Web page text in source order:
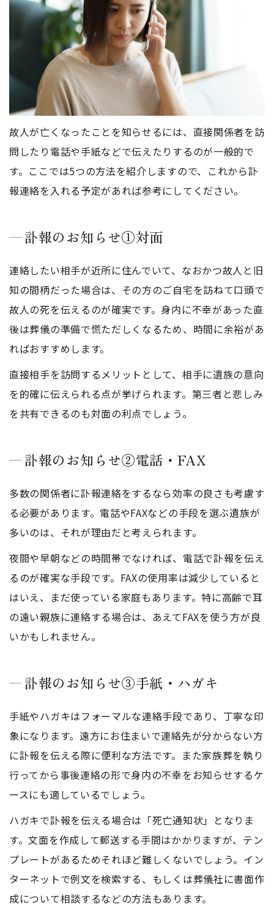
故人が亡くなったことを知らせるには、直接関係者を訪
問したり電話や手紙などで伝えたりするのが一般的で
す。ここでは5つの方法を紹介しますので、これから訃
報連絡を入れる予定があれば参考にしてください。
訃報のお知らせ①対面
連絡したい相手が近所に住んでいて、なおかつ故人と旧
知の間柄だった場合は、その方のご自宅を訪ねて口頭で
故人の死を伝えるのが確実です。身内に不幸があった直
後は葬儀の準備で慌ただしくなるため、時間に余裕があ
ればおすすめします。
直接相手を訪問するメリットとして、相手に遺族の意向
を的確に伝えられる点が挙げられます。第三者と悲しみ
を共有できるのも対面の利点でしょう。
訃報のお知らせ②電話・FAX
多数の関係者に訃報連絡をするなら効率の良さも考慮す
る必要があります。電話やFAXなどの手段を選ぶ遺族が
多いのは、それが理由だと考えられます。
夜間や早朝などの時間帯でなければ、電話で訃報を伝え
るのが確実な手段です。FAXの使用率は減少していると
はいえ、まだ使っている家庭もあります。特に高齢で耳
の遠い親族に連絡する場合は、あえてFAXを使う方が良
いかもしれません。
訃報のお知らせ③手紙・ハガキ
手紙やハガキはフォーマルな連絡手段であり、丁寧な印
象になります。遠方にお住まいで連絡先が分からない方
に訃報を伝える際に便利な方法です。また家族葬を執り
行ってから事後連絡の形で身内の不幸をお知らせするケ
ースにも適しているでしょう。
ハガキで訃報を伝える場合は「死亡通知状」となりま
す。文面を作成して郵送する手間はかかりますが、テン
プレートがあるためそれほど難しくないでしょう。イン
ターネットで例文を検索する、もしくは葬儀社に書面作
成について相談するなどの方法もあります。